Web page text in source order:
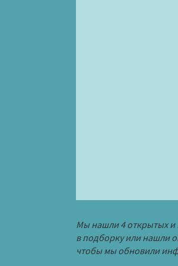
Мы нашли 4 открытых и
в подборку или нашли
чтобы мы обновили